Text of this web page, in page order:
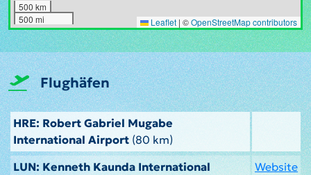
500 km
500 mi
Leaflet | ©OpenStreetMap contributors
Flughäfen
HRE: Robert Gabriel Mugabe
International Airport (80 km)
LUN: Kenneth Kaunda International
Website